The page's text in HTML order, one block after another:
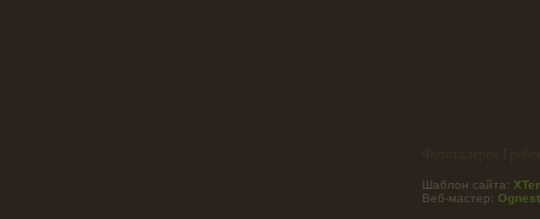
Шаблон сайта:
Веб-мастер: